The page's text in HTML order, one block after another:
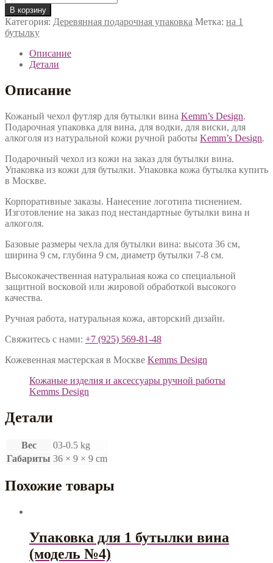
В корзину
Категория: Деревянная подарочная упаковка Метка: на 1
бутылку
Описание
Детали
Описание
Кожаный чехол футляр для бутылки вина Kemm’s Design.
Подарочная упаковка для вина, для водки, для виски, для
алкоголя из натуральной кожи ручной работы Kemm’s Design.
Подарочный чехол из кожи на заказ для бутылки вина.
Упаковка из кожи для бутылки. Упаковка кожа бутылка купить
в Москве.
Корпоративные заказы. Нанесение логотипа тиснением.
Изготовление на заказ под нестандартные бутылки вина и
алкоголя.
Базовые размеры чехла для бутылки вина: высота 36 см,
ширина 9 см, глубина 9 см, диаметр бутылки 7-8 см.
Высококачественная натуральная кожа со специальной
защитной восковой или жировой обработкой высокого
качества.
Ручная работа, натуральная кожа, авторский дизайн.
Свяжитесь с нами: +7 (925) 569-81-48
Кожевенная мастерская в Москве Kemms Design
Кожаные изделия и аксессуары ручной работы
Kemms Design
Детали
Вес
03-0.5 kg
Габариты 36 × 9 × 9 cm
Похожие товары
Упаковка для 1 бутылки вина
(модель №4)